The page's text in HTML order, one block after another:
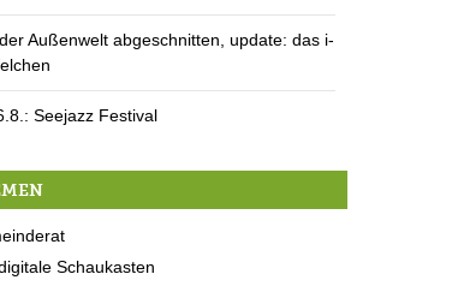
Außenwelt abgeschnitten, update: das i-
Seejazz Festival
Schaukasten